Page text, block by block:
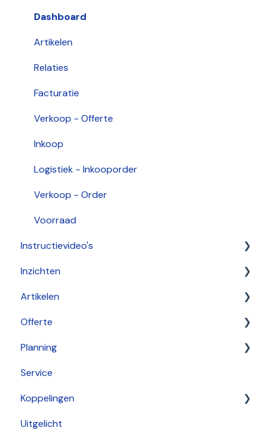
Inkoop
Facturering
2024
2021
2022
2020
Dashboard
Artikelen
Relaties
Facturatie
Verkoop - Offerte
Inkoop
Logistiek - Inkooporder
Verkoop - Order
Voorraad
Instructievideo's
Configurator
Inzichten
Aan de slag
Bekijken
Vergelijken
Artikelen
Configuratietabel
Offerte
Rechten
Regels
Zoeken
Aan de slag
Planning
Aan de slag
Bekijken
Inplannen
Service
Koppelingen
Unlit
Uitgelicht